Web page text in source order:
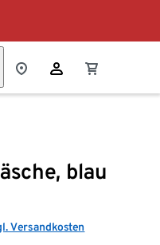
blau
Versandkosten